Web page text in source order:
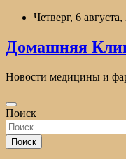
Перейти
содержимому
Четверг, 6
Домашняя
Новости медицины и
Поиск
Поиск